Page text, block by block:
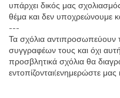
υπάρχει δικός μας
θέμα και δεν υποχρεώνουμε
---
Τα σχόλια
συγγραφέων τους και όχι
προσβλητικά σχόλια θα
εντοπίζονται(ενημερώστε μας